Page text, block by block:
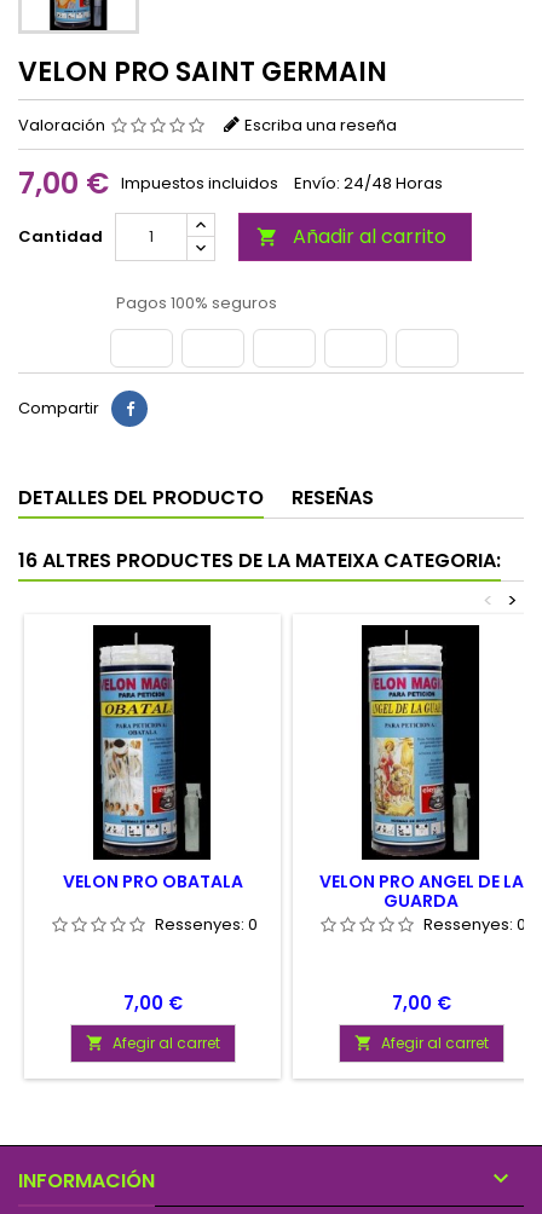
VELON PRO SAINT GERMAIN
Valoración Escriba una reseña
7,00 € Impuestos incluidos Envío: 24/48 Horas
Cantidad  Añadir al carrito
Pagos 100% seguros
Compartir
DETALLES DEL PRODUCTO RESEÑAS
16 ALTRES PRODUCTES DE LA MATEIXA CATEGORIA:
>
<
VELON PRO OBATALA
Ressenyes: 0
Preu
7,00 €
 Afegir al carret
VELON PRO ANGEL DE LA
GUARDA
Ressenyes: 0
Preu
7,00 €
 Afegir al carret
INFORMACIÓN 